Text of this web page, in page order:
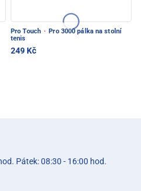
Pro Touch · Pro 3000 pálka na stolní
tenis
249 Kč
Pátek: 08:30 - 16:00 hod.